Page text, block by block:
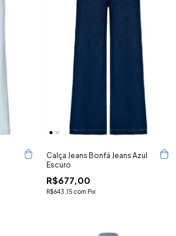
Calça Jeans Bonfá Jeans Azul
Escuro
R$677,00
R$643,15 com Pix